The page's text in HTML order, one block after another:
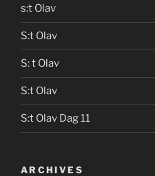
s:t Olav
S:t Olav
S: t Olav
S:t Olav
S:t Olav Dag 11
ARCHIVES